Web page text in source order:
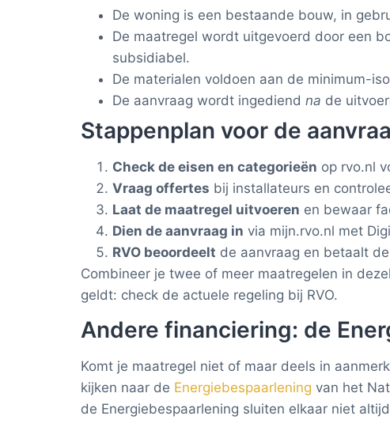
De woning is een bestaande bouw, in
De maatregel wordt uitgevoerd door een
subsidiabel.
De materialen voldoen aan de minimum-
De aanvraag wordt ingediend na de
Stappenplan voor de
Check de eisen en categorieën op rvo.nl
Vraag offertes bij installateurs en
Laat de maatregel uitvoeren en bewaar
Dien de aanvraag in via mijn.rvo.nl met
RVO beoordeelt de aanvraag en betaalt
Combineer je twee of meer maatregelen in
geldt: check de actuele regeling bij RVO.
Andere financiering: de
Komt je maatregel niet of maar deels in
kijken naar de Energiebespaarlening van het
de Energiebespaarlening sluiten elkaar niet